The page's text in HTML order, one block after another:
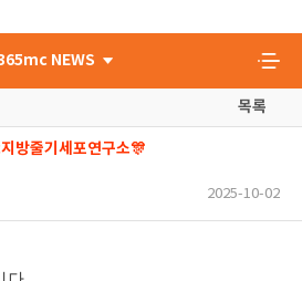
NEWS
목록
방줄기세포연구소🎊
2025-10-02